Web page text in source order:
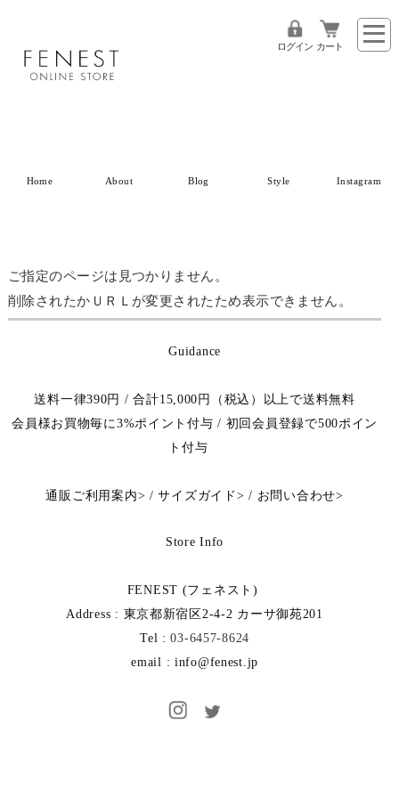
ログイン カート
Home About Blog Style Instagram
ご指定のページは見つかりません。
削除されたかＵＲＬが変更されたため表示できません。
Guidance
送料一律390円 / 合計15,000円（税込）以上で送料無料
会員様お買物毎に3%ポイント付与 / 初回会員登録で500ポイン
ト付与
通販ご利用案内> /サイズガイド> / お問い合わせ>
Store Info
FENEST (フェネスト)
Address : 東京都新宿区2-4-2 カーサ御苑201
Tel :03-6457-8624
email : info@fenest.jp